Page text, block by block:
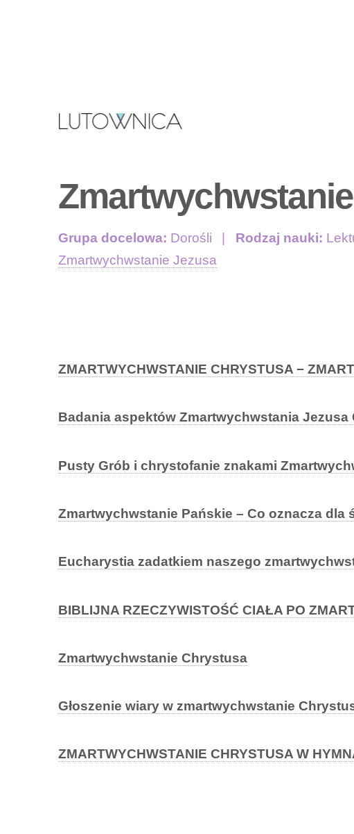
Grupa docelowa: Dorośli Rodzaj nauki:
Zmartwychwstanie Jezusa
ZMARTWYCHWSTANIE CHRYSTUSA −
Badania aspektów Zmartwychwstania Jezusa
Pusty Grób i chrystofanie znakami
Zmartwychwstanie Pańskie – Co oznacza
Eucharystia zadatkiem naszego
BIBLIJNA RZECZYWISTOŚĆ CIAŁA PO
Zmartwychwstanie Chrystusa
Głoszenie wiary w zmartwychwstanie
ZMARTWYCHWSTANIE CHRYSTUSA W